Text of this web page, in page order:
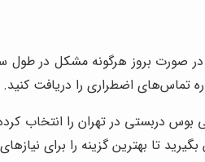
که در صورت بروز هرگونه مشکل
بوس دربستی در تهران را
تا بهترین گزینه را برای